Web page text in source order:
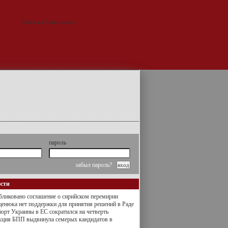
пароль
забыл пароль?
соглашение о сирийском перемирии
нет поддержки для принятия решений в Раде
Украины в ЕС сократился на четверть
БПП выдвинула семерых кандидатов в